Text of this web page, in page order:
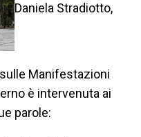
Daniela Stradiotto,
Manifestazioni
è intervenuta ai
parole: